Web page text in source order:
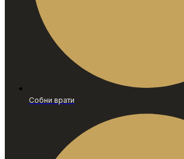
Собни врати